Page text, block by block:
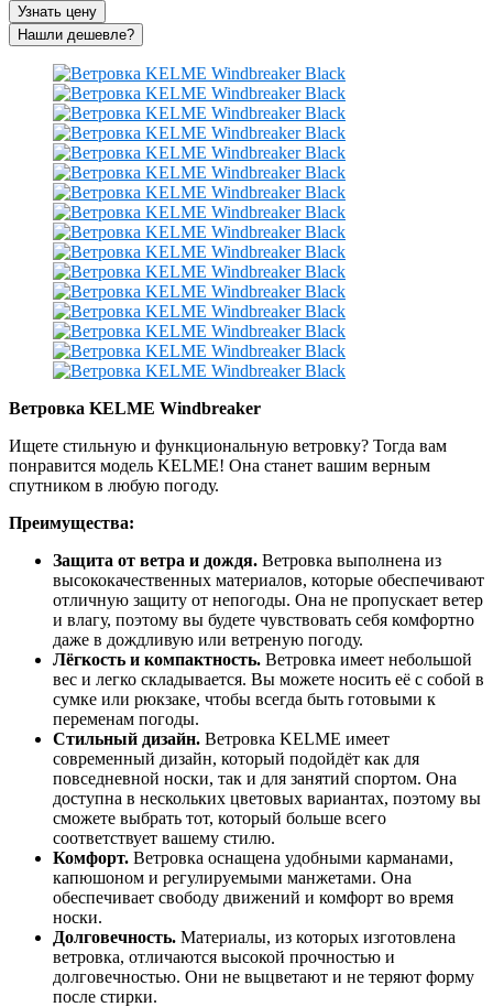
Узнать цену
Ветровка KELME Windbreaker
Ищете стильную и функциональную ветровку? Тогда вам
понравится модель KELME! Она станет вашим верным
спутником в любую погоду.
Преимущества:
Защита от ветра и дождя. Ветровка выполнена из
высококачественных материалов, которые обеспечивают
отличную защиту от непогоды. Она не пропускает ветер
и влагу, поэтому вы будете чувствовать себя комфортно
даже в дождливую или ветреную погоду.
Лёгкость и компактность. Ветровка имеет небольшой
вес и легко складывается. Вы можете носить её с собой в
сумке или рюкзаке, чтобы всегда быть готовыми к
переменам погоды.
Стильный дизайн. Ветровка KELME имеет
современный дизайн, который подойдёт как для
повседневной носки, так и для занятий спортом. Она
доступна в нескольких цветовых вариантах, поэтому вы
сможете выбрать тот, который больше всего
соответствует вашему стилю.
Комфорт. Ветровка оснащена удобными карманами,
капюшоном и регулируемыми манжетами. Она
обеспечивает свободу движений и комфорт во время
носки.
Долговечность. Материалы, из которых изготовлена
ветровка, отличаются высокой прочностью и
долговечностью. Они не выцветают и не теряют форму
после стирки.